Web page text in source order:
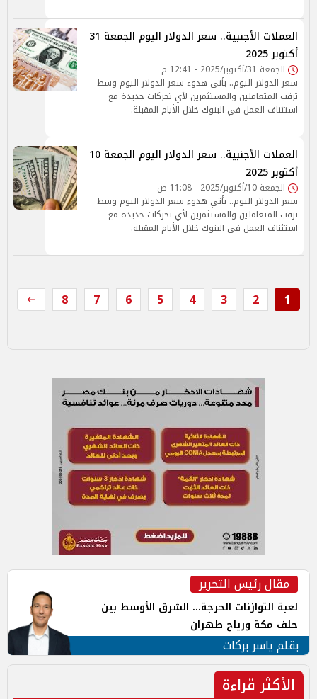
العملات الأجنبية.. سعر الدولار اليوم الجمعة 31
أكتوبر 2025
الجمعة 31/أكتوبر/2025 - 12:41 م
سعر الدولار اليوم.. يأتي هدوء سعر الدولار اليوم وسط
ترقب المتعاملين والمستثمرين لأي تحركات جديدة مع
استئناف العمل في البنوك خلال الأيام المقبلة.
العملات الأجنبية.. سعر الدولار اليوم الجمعة 10
أكتوبر 2025
الجمعة 10/أكتوبر/2025 - 11:08 ص
سعر الدولار اليوم.. يأتي هدوء سعر الدولار اليوم وسط
ترقب المتعاملين والمستثمرين لأي تحركات جديدة مع
استئناف العمل في البنوك خلال الأيام المقبلة.
1
2
3
4
5
6
7
8
مقال رئيس التحرير
لعبة التوازنات الحرجة... الشرق الأوسط بين
حلف مكة ورياح طهران
بقلم ياسر بركات
الأكثر قراءة